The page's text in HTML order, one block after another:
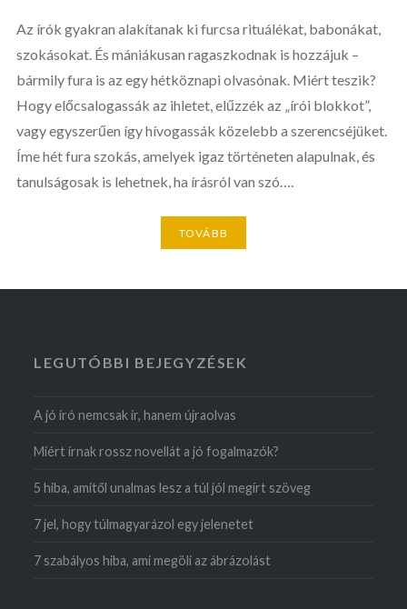
Az írók gyakran alakítanak ki furcsa rituálékat, babonákat,
szokásokat. És mániákusan ragaszkodnak is hozzájuk –
bármily fura is az egy hétköznapi olvasónak. Miért teszik?
Hogy előcsalogassák az ihletet, elűzzék az „írói blokkot”,
vagy egyszerűen így hívogassák közelebb a szerencséjüket.
Íme hét fura szokás, amelyek igaz történeten alapulnak, és
tanulságosak is lehetnek, ha írásról van szó….
TOVÁBB
LEGUTÓBBI BEJEGYZÉSEK
A jó író nemcsak ír, hanem újraolvas
Miért írnak rossz novellát a jó fogalmazók?
5 hiba, amitől unalmas lesz a túl jól megírt szöveg
7 jel, hogy túlmagyarázol egy jelenetet
7 szabályos hiba, ami megöli az ábrázolást